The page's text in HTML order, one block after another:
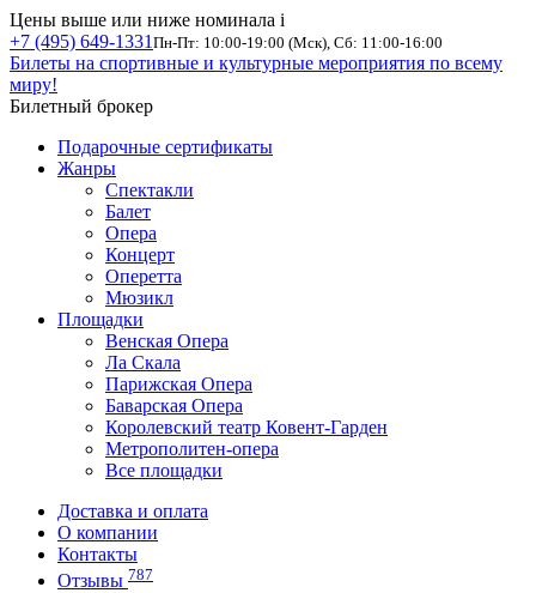
Цены выше или ниже номинала i
+7 (495) 649-1331 Пн-Пт: 10:00-19:00 (Мск), Сб: 11:00-16:00
Билеты на спортивные и культурные мероприятия по всему
миру!
Билетный брокер
Подарочные сертификаты
Жанры
Спектакли
Балет
Опера
Концерт
Оперетта
Мюзикл
Площадки
Венская Опера
Ла Скала
Парижская Опера
Баварская Опера
Королевский театр Ковент-Гарден
Метрополитен-опера
Все площадки
Доставка и оплата
О компании
Контакты
Отзывы 787